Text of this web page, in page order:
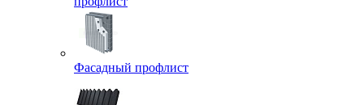
Фасадный профлист